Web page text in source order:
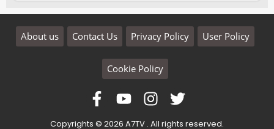
About us Contact Us Privacy Policy User Policy
Cookie Policy
Copyrights © 2026 A7TV . All rights reserved.